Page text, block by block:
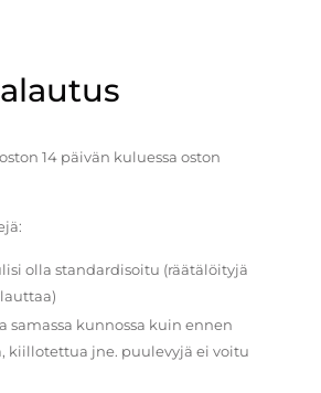
14 päivän kuluessa oston
olla standardisoitu (räätälöityjä
samassa kunnossa kuin ennen
kiillotettua jne. puulevyjä ei voitu